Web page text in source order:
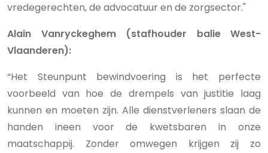
vredegerechten, de advocatuur en de zorgsector."
Alain Vanryckeghem (stafhouder balie West-
Vlaanderen):
“Het Steunpunt bewindvoering is het perfecte
voorbeeld van hoe de drempels van justitie laag
kunnen en moeten zijn. Alle dienstverleners slaan de
handen ineen voor de kwetsbaren in onze
maatschappij. Zonder omwegen krijgen zij zo